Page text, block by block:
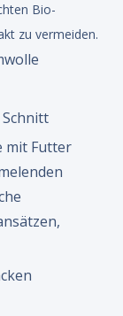
Bio-
zu vermeiden.
mit Futter